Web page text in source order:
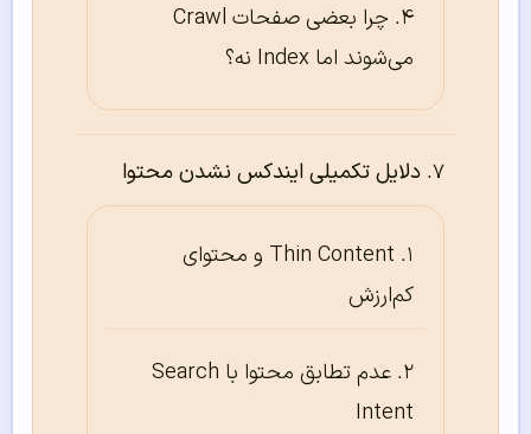
چرا بعضی صفحات Crawl
می‌شوند اما Index نه؟
دلایل تکمیلی ایندکس نشدن محتوا
Thin Content و محتوای
کم‌ارزش
عدم تطابق محتوا با Search
Intent